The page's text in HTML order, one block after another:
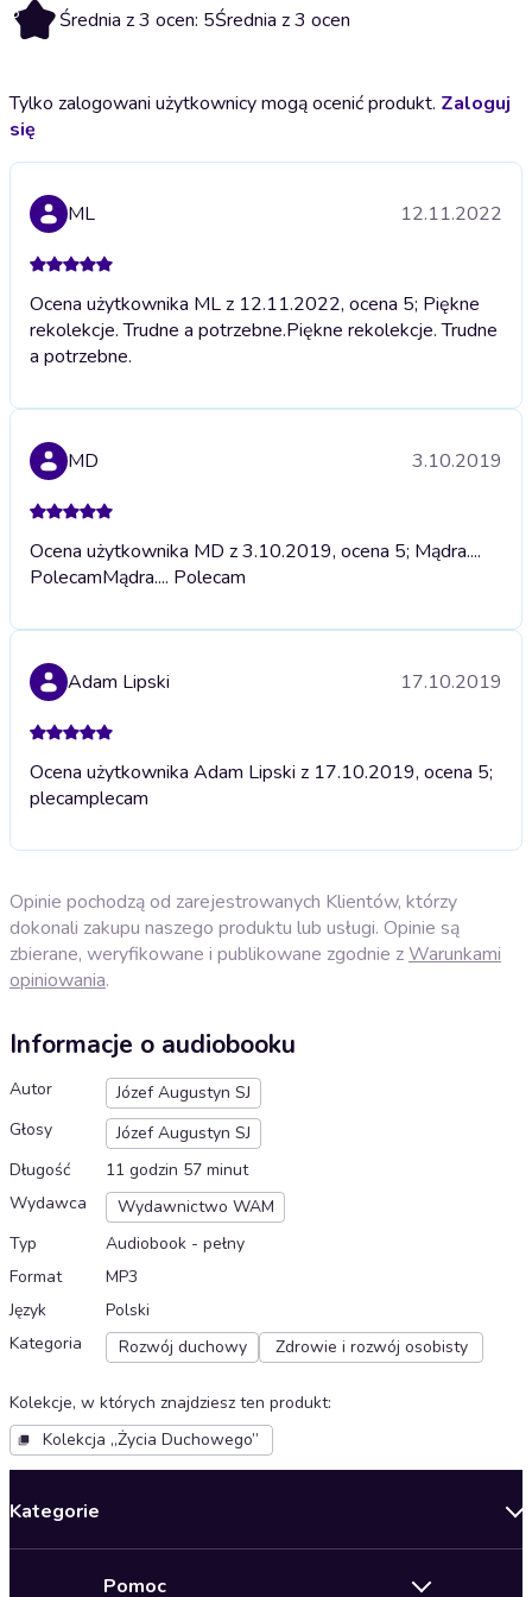
5 Średnia z 3 ocen: 5Średnia z 3 ocen
Tylko zalogowani użytkownicy mogą ocenić produkt. Zaloguj
się
ML 12.11.2022
Ocena użytkownika ML z 12.11.2022, ocena 5; Piękne
rekolekcje. Trudne a potrzebne.Piękne rekolekcje. Trudne
a potrzebne.
MD 3.10.2019
Ocena użytkownika MD z 3.10.2019, ocena 5; Mądra....
PolecamMądra.... Polecam
Adam Lipski 17.10.2019
Ocena użytkownika Adam Lipski z 17.10.2019, ocena 5;
plecamplecam
Opinie pochodzą od zarejestrowanych Klientów, którzy
dokonali zakupu naszego produktu lub usługi. Opinie są
zbierane, weryfikowane i publikowane zgodnie zWarunkami
opiniowania.
Informacje o audiobooku
Autor
Józef Augustyn SJ
Głosy
Józef Augustyn SJ
Długość
11 godzin 57 minut
Wydawca
Wydawnictwo WAM
Typ
Audiobook - pełny
Format
MP3
Język
Polski
Kategoria
Rozwój duchowy Zdrowie i rozwój osobisty
Kolekcje, w których znajdziesz ten produkt:
Kolekcja „Życia Duchowego”
Kategorie
Pomoc